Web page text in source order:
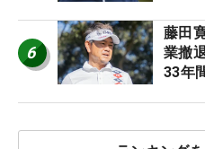
6
藤田
業撤
33年